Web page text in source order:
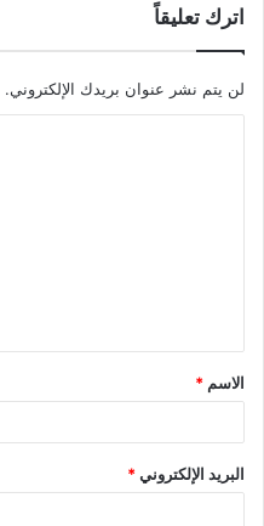
اترك تعليقاً
لن يتم نشر عنوان بريدك الإلكتروني.
ق
*
الاسم *
البريد الإلكتروني*